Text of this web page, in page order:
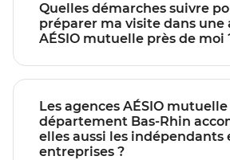
Quelles démarches suivre
préparer ma visite dans une
AÉSIO mutuelle près de moi
Les agences AÉSIO mutuelle du
département Bas-Rhin
elles aussi les indépendants
entreprises ?